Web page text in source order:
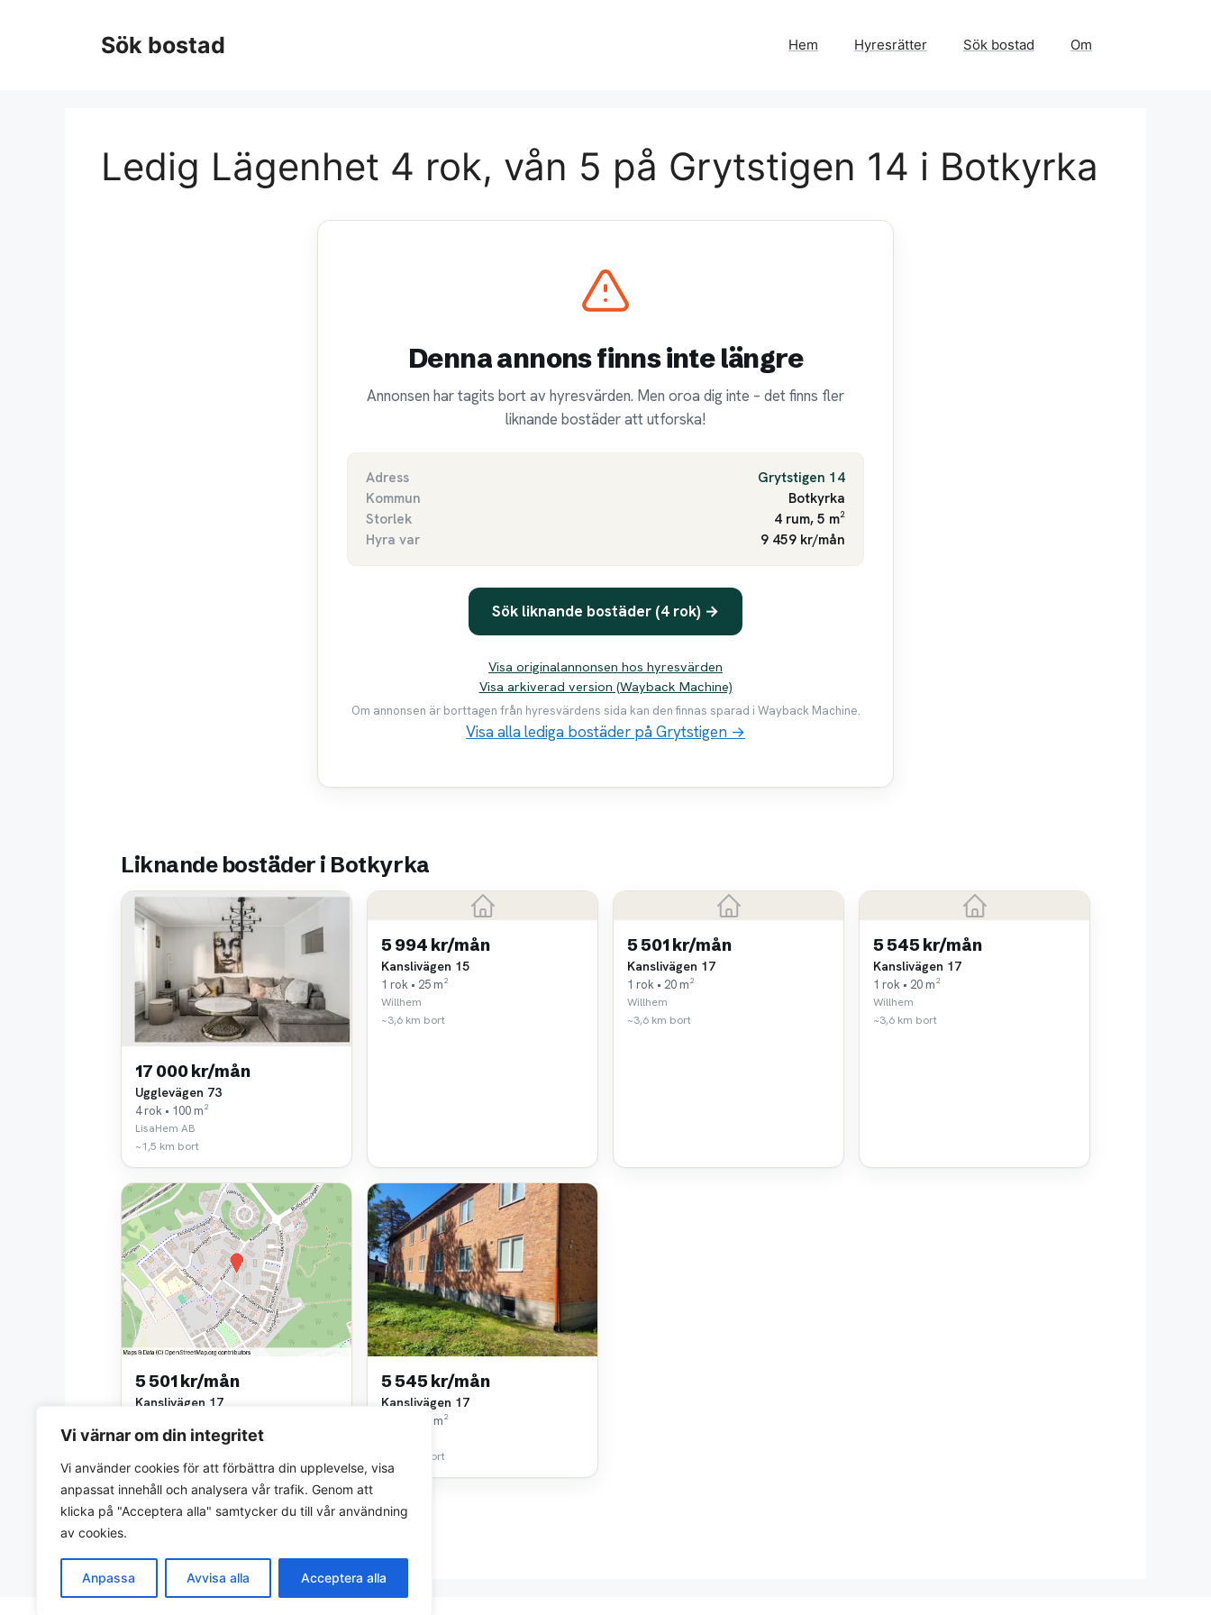
Vi värnar om din integritet
Vi använder cookies för att förbättra din upplevelse, visa
anpassat innehåll och analysera vår trafik. Genom att
klicka på "Acceptera alla" samtycker du till vår användning
av cookies.
Anpassa Avvisa alla Acceptera alla
Sök bostad Hem Hyresrätter Sök bostad Om
Ledig Lägenhet 4 rok, vån 5 på Grytstigen 14 i Botkyrka
Denna annons finns inte längre
Annonsen har tagits bort av hyresvärden. Men oroa dig inte – det finns fler
liknande bostäder att utforska!
Adress
Grytstigen 14
Kommun
Botkyrka
Storlek
4 rum, 5 m²
Hyra var
9 459 kr/mån
Sök liknande bostäder (4 rok) →
Visa originalannonsen hos hyresvärden
Visa arkiverad version (Wayback Machine)
Om annonsen är borttagen från hyresvärdens sida kan den finnas sparad i Wayback Machine.
Visa alla lediga bostäder på Grytstigen →
Liknande bostäder i Botkyrka
17 000 kr/mån
Ugglevägen 73
4 rok • 100 m²
LisaHem AB
~1,5 km bort
5 994 kr/mån
Kanslivägen 15
1 rok • 25 m²
Willhem
~3,6 km bort
5 501 kr/mån
Kanslivägen 17
1 rok • 20 m²
Willhem
~3,6 km bort
5 545 kr/mån
Kanslivägen 17
1 rok • 20 m²
Willhem
~3,6 km bort
5 501 kr/mån
Kanslivägen 17
Willhem
5 545 kr/mån
Kanslivägen 17
1 rok • 20 m²
~3,6 km bort